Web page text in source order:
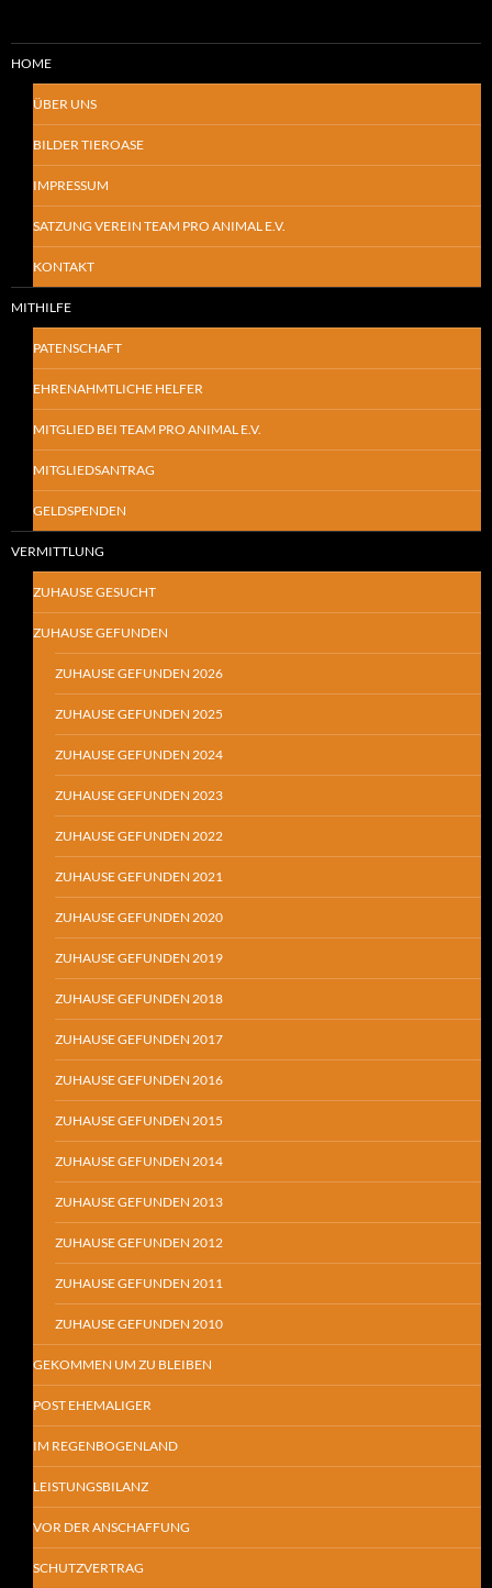
HOME
ÜBER UNS
BILDER TIEROASE
IMPRESSUM
SATZUNG VEREIN TEAM PRO ANIMAL E.V.
KONTAKT
MITHILFE
PATENSCHAFT
EHRENAHMTLICHE HELFER
MITGLIED BEI TEAM PRO ANIMAL E.V.
MITGLIEDSANTRAG
GELDSPENDEN
VERMITTLUNG
ZUHAUSE GESUCHT
ZUHAUSE GEFUNDEN
ZUHAUSE GEFUNDEN 2026
ZUHAUSE GEFUNDEN 2025
ZUHAUSE GEFUNDEN 2024
ZUHAUSE GEFUNDEN 2023
ZUHAUSE GEFUNDEN 2022
ZUHAUSE GEFUNDEN 2021
ZUHAUSE GEFUNDEN 2020
ZUHAUSE GEFUNDEN 2019
ZUHAUSE GEFUNDEN 2018
ZUHAUSE GEFUNDEN 2017
ZUHAUSE GEFUNDEN 2016
ZUHAUSE GEFUNDEN 2015
ZUHAUSE GEFUNDEN 2014
ZUHAUSE GEFUNDEN 2013
ZUHAUSE GEFUNDEN 2012
ZUHAUSE GEFUNDEN 2011
ZUHAUSE GEFUNDEN 2010
GEKOMMEN UM ZU BLEIBEN
POST EHEMALIGER
IM REGENBOGENLAND
LEISTUNGSBILANZ
VOR DER ANSCHAFFUNG
SCHUTZVERTRAG